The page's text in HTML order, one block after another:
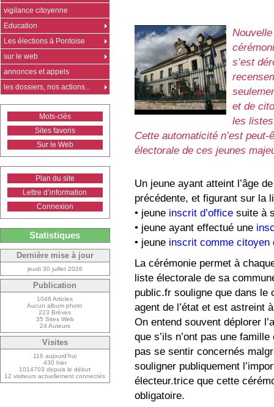
s’est
et de
les
Cette automaticité n’est
électorale de ces jeunes
Un jeune ayant atteint l’âge
précédente, et figurant sur la
• jeune inscrit d’office suite à
• jeune ayant effectué une
• jeune inscrit comme citoyen
La cérémonie permet à
liste électorale de sa
public.fr souligne que dans le
agent de l’état et est astreint
On entend souvent déplorer
que s’ils n’ont pas une
pas se sentir concernés
souligner publiquement
électeur.trice que cette
obligatoire.
vigilance citoyenne
Education
Les élections à Pontoise
sur le web
annonces et appels
les dossiers, nos actions...
Mots-clés
Sites favoris
Sur le Web
Plan du site
Lettre d’information
Connexion
Statistiques
Dernière mise à jour
jeudi 30 juillet 2026
Publication
1048 Articles
Aucun album photo
223 Brèves
35 Sites Web
24 Auteurs
Visites
116 aujourd’hui
430 hier
1014703 depuis le début
12 visiteurs actuellement connectés